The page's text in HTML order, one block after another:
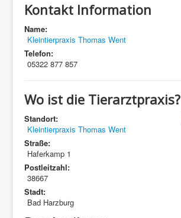
Kontakt Information
Name:
Kleintierpraxis Thomas Went
Telefon:
05322 877 857
Wo ist die Tierarztpraxis?
Standort:
Kleintierpraxis Thomas Went
Straße:
Haferkamp 1
Postleitzahl:
38667
Stadt:
Bad Harzburg